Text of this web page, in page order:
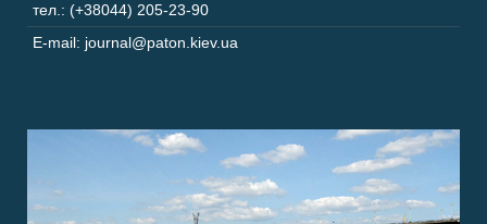
тел.: (+38044) 205-23-90
E-mail: journal@paton.kiev.ua